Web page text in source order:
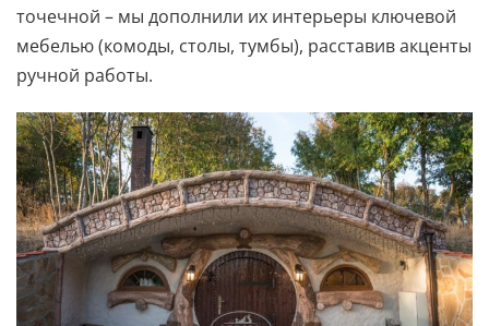
точечной – мы дополнили их интерьеры ключевой
мебелью (комоды, столы, тумбы), расставив акценты
ручной работы.